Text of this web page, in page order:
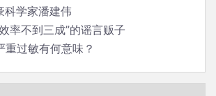
科学家潘建伟
率不到三成”的谣言贩子
重过敏有何意味？